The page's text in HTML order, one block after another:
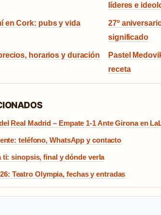
líderes e
en Cork: pubs y vida
27º
significado
horarios y duración
Pastel
receta
Real Madrid – Empate 1-1 Ante Girona en
teléfono, WhatsApp y contacto
ti: sinopsis, final y dónde verla
Teatro Olympia, fechas y entradas